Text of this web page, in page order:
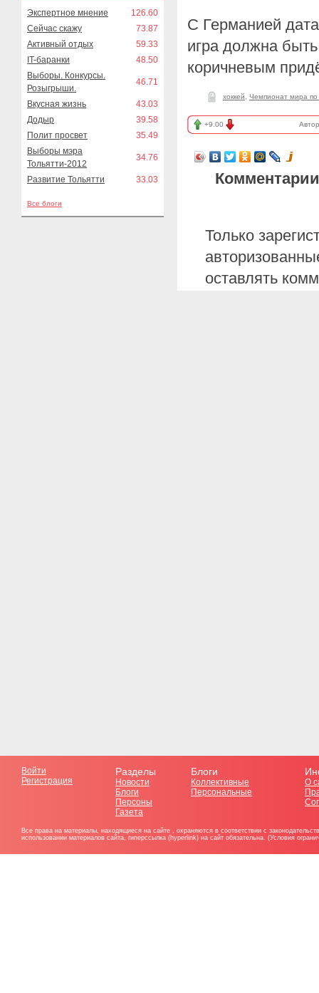
Экспертное мнение
126.60
Сейчас скажу
73.87
Активный отдых
59.33
IT-баранки
48.50
Выборы. Конкурсы.
Розыгрыши.
46.71
Вкусная жизнь
43.03
Додыр
39.58
Полит просвет
35.49
Выборы мэра
Тольятти-2012
34.76
Развитие Тольятти 33.03
Все блоги
С Германией
игра должна
коричневым
хоккей Чемпионат мира по
+9.00
Только
оставлять
Войти
Регистрация
Разделы
Новости
Блоги
Персоны
Газета
Блоги
Коллективные
Персональные
О
Все права на материалы, находящиеся на сайте , охраняются в соответствии с
использовании материалов сайта, гиперссылка (hyperlink) на сайт обязательна. (Условия